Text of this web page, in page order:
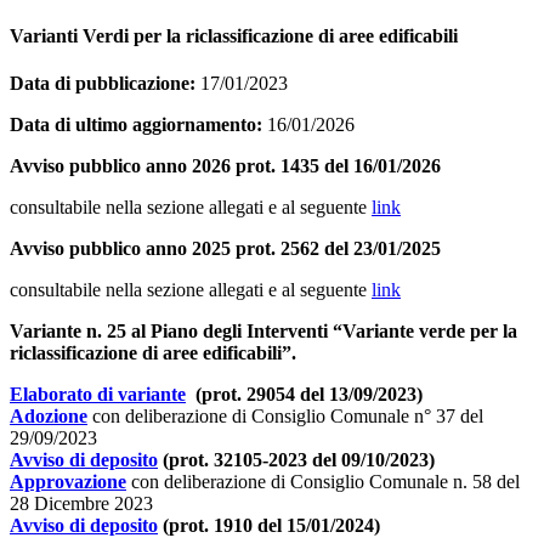
Varianti Verdi per la riclassificazione di aree edificabili
Data di pubblicazione: 17/01/2023
Data di ultimo aggiornamento: 16/01/2026
Avviso pubblico anno 2026 prot. 1435 del 16/01/2026
consultabile nella sezione allegati e al seguente link
Avviso pubblico anno 2025 prot. 2562 del 23/01/2025
consultabile nella sezione allegati e al seguente link
Variante n. 25 al Piano degli Interventi “Variante verde per la
riclassificazione di aree edificabili”.
Elaborato di variante (prot. 29054 del 13/09/2023)
Adozione con deliberazione di Consiglio Comunale n° 37 del
29/09/2023
Avviso di deposito (prot. 32105-2023 del 09/10/2023)
Approvazione con deliberazione di Consiglio Comunale n. 58 del
28 Dicembre 2023
Avviso di deposito (prot. 1910 del 15/01/2024)